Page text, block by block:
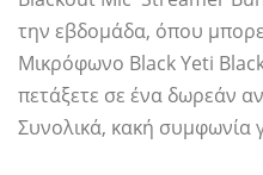
την εβδομάδα, όπου
Μικρόφωνο Black Yeti
πετάξετε σε ένα δωρεάν
Συνολικά, κακή συμφωνία